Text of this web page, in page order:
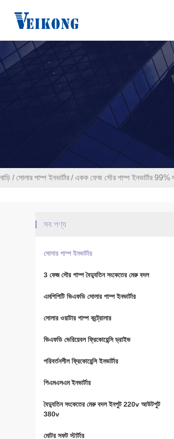
বাড়ি / সোলার পাম্প ইনভার্টার / একক ফেজ সৌর পাম্প ইনভার্টার 99%
সব পণ্য
সোলার পাম্প ইনভার্টার
3 ফেজ সৌর পাম্প বৈদ্যুতিন সংকেতের মেরু বদল
এমপিপিটি ভিএফডি সোলার পাম্প ইনভার্টার
সোলার ওয়াটার পাম্প কন্ট্রোলার
ভিএফডি ভেরিয়েবল ফ্রিকোয়েন্সি ড্রাইভ
পরিবর্তনশীল ফ্রিকোয়েন্সি ইনভার্টার
পিএমএসএম ইনভার্টার
বৈদ্যুতিন সংকেতের মেরু বদল ইনপুট 220v আউটপুট
380v
মোটর সফট স্টার্টার